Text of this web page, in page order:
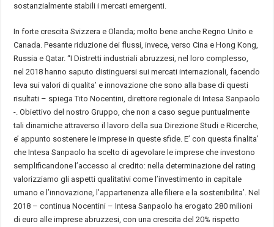
sostanzialmente stabili i mercati emergenti.
In forte crescita Svizzera e Olanda; molto bene anche Regno Unito e
Canada. Pesante riduzione dei flussi, invece, verso Cina e Hong Kong,
Russia e Qatar. “I Distretti industriali abruzzesi, nel loro complesso,
nel 2018 hanno saputo distinguersi sui mercati internazionali, facendo
leva sui valori di qualita’ e innovazione che sono alla base di questi
risultati – spiega Tito Nocentini, direttore regionale di Intesa Sanpaolo
-. Obiettivo del nostro Gruppo, che non a caso segue puntualmente
tali dinamiche attraverso il lavoro della sua Direzione Studi e Ricerche,
e’ appunto sostenere le imprese in queste sfide. E’ con questa finalita’
che Intesa Sanpaolo ha scelto di agevolare le imprese che investono
semplificandone l’accesso al credito: nella determinazione del rating
valorizziamo gli aspetti qualitativi come l’investimento in capitale
umano e l’innovazione, l’appartenenza alle filiere e la sostenibilita’. Nel
2018 – continua Nocentini – Intesa Sanpaolo ha erogato 280 milioni
di euro alle imprese abruzzesi, con una crescita del 20% rispetto